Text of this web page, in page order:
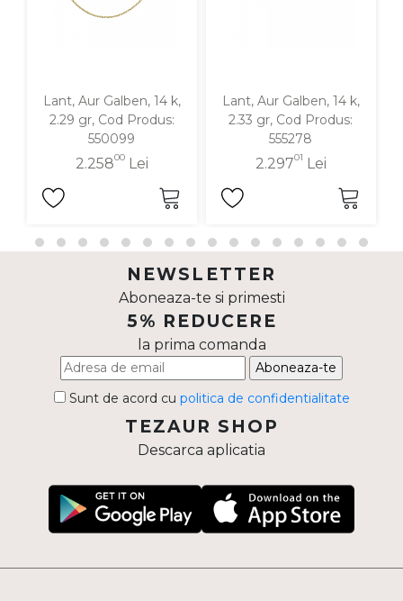
Lant, Aur Galben, 14 k,
2.29 gr, Cod Produs:
550099
2.25800Lei
Lant, Aur Galben, 14 k,
2.33 gr, Cod Produs:
555278
2.29701 Lei
NEWSLETTER
Aboneaza-te si primesti
5% REDUCERE
la prima comanda
Aboneaza-te
Sunt de acord cu politica de confidentialitate
TEZAUR SHOP
Descarca aplicatia